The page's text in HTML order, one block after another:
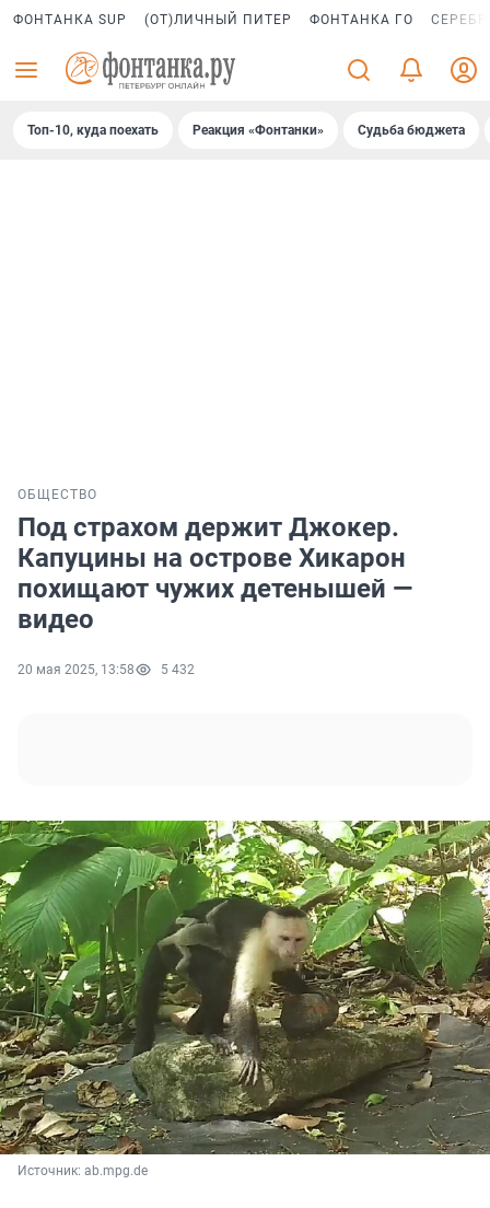
ФОНТАНКА SUP (ОТ)ЛИЧНЫЙ ПИТЕР ФОНТАНКА ГО
Топ-10, куда поехать Реакция «Фонтанки» Судьба бюджета
ОБЩЕСТВО
Под страхом держит Джокер.
Капуцины на острове Хикарон
похищают чужих детенышей —
видео
20 мая 2025, 13:58 5 432
Источник: ab.mpg.de